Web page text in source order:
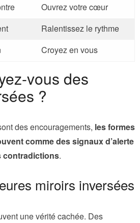
Ouvrez votre cœur
Ralentissez le rythme
Croyez en vous
vous des
?
des encouragements, les formes
comme des signaux d’alerte
contradictions.
miroirs inversées
une vérité cachée. Des